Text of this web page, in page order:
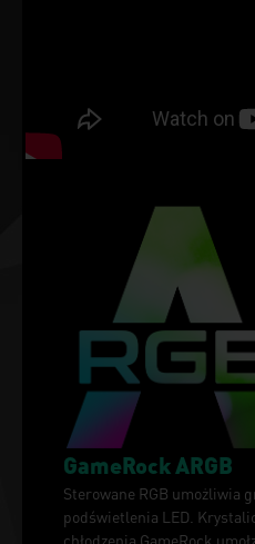
GameRock ARGB
Sterowane RGB umożliwia
podświetlenia LED.
chłodzenia GameRock